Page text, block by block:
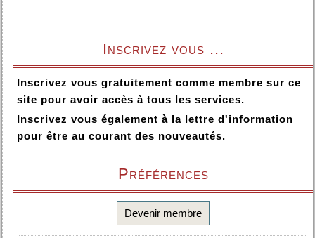
Inscrivez vous ...
Inscrivez vous gratuitement comme membre sur ce
site pour avoir accès à tous les services.
Inscrivez vous également à la lettre d'information
pour être au courant des nouveautés.
Préférences
Devenir membre